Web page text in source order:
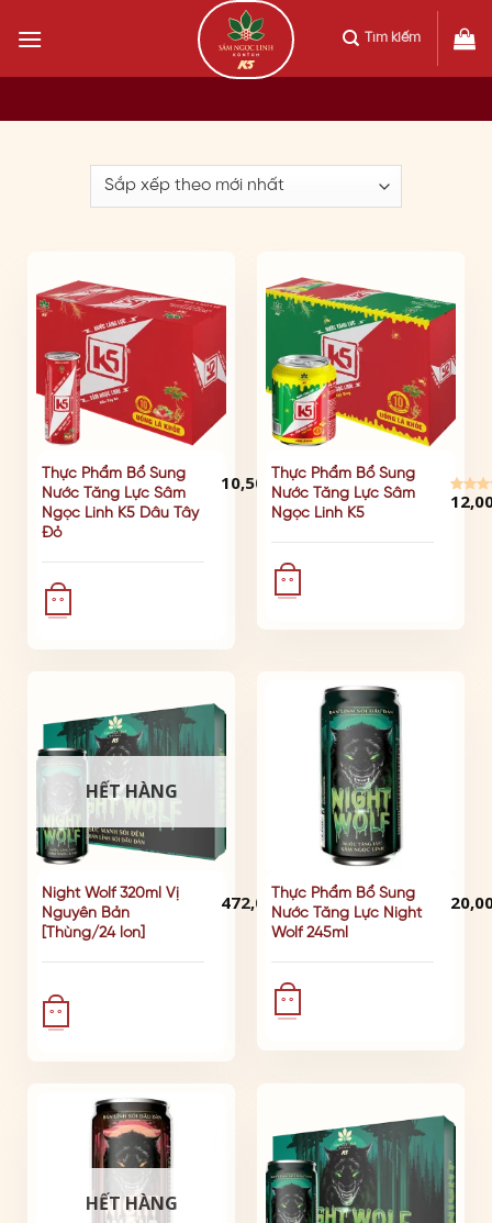
Tìm kiếm
Thực Phẩm Bổ Sung
Nước Tăng Lực Sâm
Ngọc Linh K5 Dâu Tây
Đỏ
ĐÃ BÁN: 15912
10,500₫
° °
Thực Phẩm Bổ Sung
Nước Tăng Lực Sâm
Ngọc Linh K5
° °
Sản
phẩm
này
có
nhiều
biến
HẾT HÀNG
Night Wolf 320ml Vị
Nguyên Bản
[Thùng/24 lon]
ĐÃ BÁN: 204
472,000₫
° °
Thực Phẩm Bổ Sung
Nước Tăng Lực Night
Wolf 245ml
° °
HẾT HÀNG